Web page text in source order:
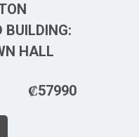
BUILDING:
HALL
₡57990